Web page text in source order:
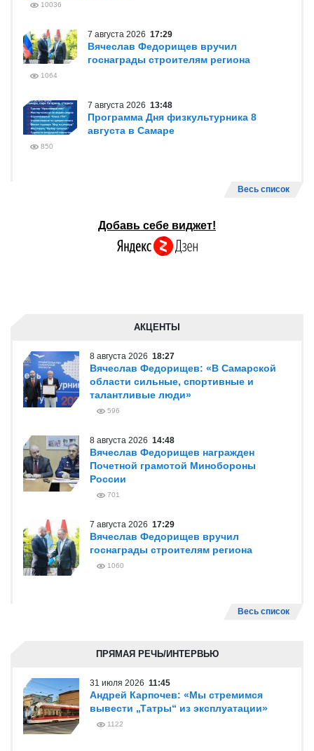
10036
7 августа 2026 17:29
Вячеслав Федорищев вручил
госнаграды строителям региона
1064
7 августа 2026 13:48
Программа Дня физкультурника 8
августа в Самаре
850
Весь список
Добавь себе виджет!
АКЦЕНТЫ
8 августа 2026 18:27
Вячеслав Федорищев: «В Самарской
области сильные, спортивные и
талантливые люди»
596
8 августа 2026 14:48
Вячеслав Федорищев награжден
Почетной грамотой Минобороны
России
701
7 августа 2026 17:29
Вячеслав Федорищев вручил
госнаграды строителям региона
1060
Весь список
ПРЯМАЯ РЕЧЬ/ИНТЕРВЬЮ
31 июля 2026 11:45
Андрей Карпочев: «Мы стремимся
вывести „Татры“ из эксплуатации»
1122